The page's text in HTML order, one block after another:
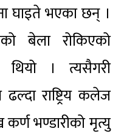
घाइते भएका छन् ।
बेला रोकिएको
। त्यसैगरी
राष्ट्रिय कलेज
भण्डारीको मृत्यु